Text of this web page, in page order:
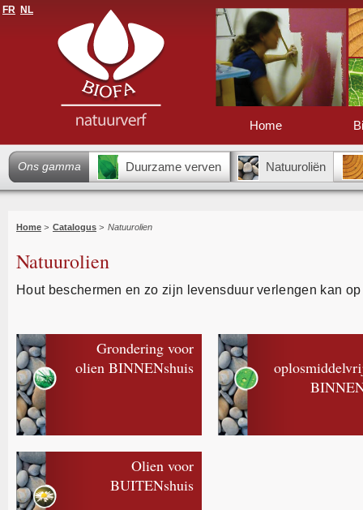
FR NL
Home
Ons gamma Duurzame verven Natuuroliën
Home > Catalogus > Natuurolien
Natuurolien
Hout beschermen en zo zijn levensduur verlengen kan
Grondering voor
olien BINNENshuis
Olien voor
BUITENshuis